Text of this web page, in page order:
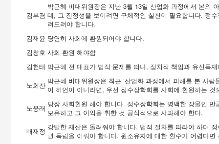
김부겸
박근혜 비대위원장은 지난 3월 13일 산업화 과정에서 본의
데, 그 진정성을 보이려면 구체적인 실천이 필요합니다. 정
려드려야 합니다.
김재윤 당연히 사회에 환원되어야 합니다.
김창호 사회 환원 해야함
김헌태 박근혜 전 대표가 법적 문제를 떠나, 정치적 책임과 유신독
노회찬 박근혜 비대위원장은 최근 ‘산업화 과정에서 피해를 본 사
이 허언이 아니라면, 우선 정수장학회를 사회에 환원하는
노웅래 당장 사회환원 해야 합니다. 정수장학회는 명백한 장물인
보유하고 그 이익을 취한 것 공식적으로 사과해야 한다.
배재정 강탈한 재산은 돌려줘야 합니다. 법적 절차를 따라야 하며
권 독립을 이뤄야 합니다. 원소유자에 대한 환수가 어렵다